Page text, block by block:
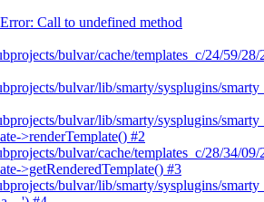
Call to undefined method
bulvar/cache/templates_c/24/59/
bulvar/lib/smarty/sysplugins/
bulvar/lib/smarty/sysplugins/
>renderTemplate() #2
bulvar/cache/templates_c/28/34/
>getRenderedTemplate() #3
bulvar/lib/smarty/sysplugins/